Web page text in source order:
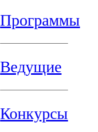
Программы
Ведущие
Конкурсы